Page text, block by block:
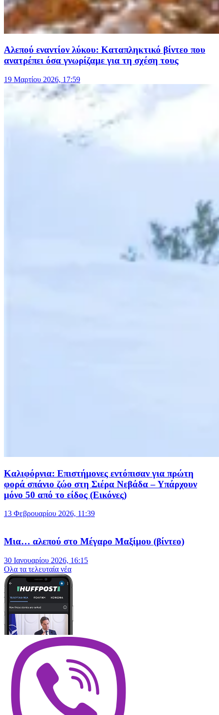
Αλεπού εναντίον λύκου: Καταπληκτικό βίντεο που
ανατρέπει όσα γνωρίζαμε για τη σχέση τους
19 Μαρτίου 2026, 17:59
Καλιφόρνια: Επιστήμονες εντόπισαν για πρώτη
φορά σπάνιο ζώο στη Σιέρα Νεβάδα – Υπάρχουν
μόνο 50 από το είδος (Εικόνες)
13 Φεβρουαρίου 2026, 11:39
Μια… αλεπού στο Μέγαρο Μαξίμου (βίντεο)
30 Ιανουαρίου 2026, 16:15
Oλα τα τελευταία νέα